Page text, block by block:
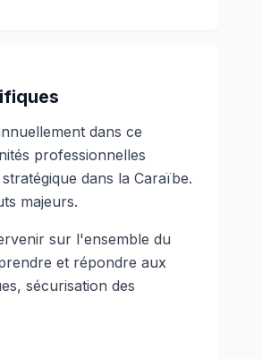
dans ce
professionnelles
dans la Caraïbe.
majeurs.
sur l'ensemble du
et répondre aux
sécurisation des